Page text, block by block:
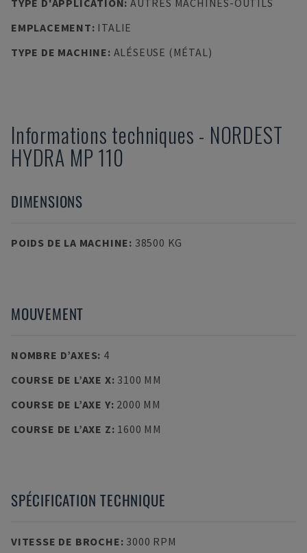
TYPE D'APPLICATION: AUTRES MACHINES-OUTILS
EMPLACEMENT: ITALIE
TYPE DE MACHINE: ALÉSEUSE (MÉTAL)
Informations techniques - NORDEST
HYDRA MP 110
DIMENSIONS
POIDS DE LA MACHINE: 38500 KG
MOUVEMENT
NOMBRE D’AXES: 4
COURSE DE L’AXE X: 3100 MM
COURSE DE L’AXE Y: 2000 MM
COURSE DE L’AXE Z: 1600 MM
SPÉCIFICATION TECHNIQUE
VITESSE DE BROCHE: 3000 RPM